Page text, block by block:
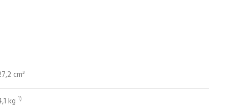
cm³
kg 1)